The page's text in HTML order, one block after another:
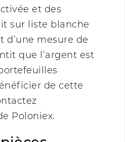
et des
sur liste blanche
d’une mesure de
que l’argent est
de cette
Poloniex.